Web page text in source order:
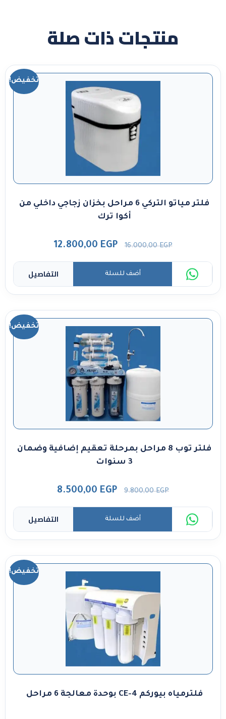
منتجات ذات صلة
تخفيض!
فلتر مياتو التركي 6 مراحل بخزان زجاجي داخلي من
أكوا ترك
16.000,00EGP
12.800,00 EGP
التفاصيل أضف للسلة
تخفيض!
فلتر توب 8 مراحل بمرحلة تعقيم إضافية وضمان
3 سنوات
9.800,00EGP
8.500,00 EGP
التفاصيل أضف للسلة
تخفيض!
فلترمياه بيوركم CE-4 بوحدة معالجة 6 مراحل